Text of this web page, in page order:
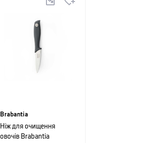
Brabantia
Ніж для очищення
овочів Brabantia